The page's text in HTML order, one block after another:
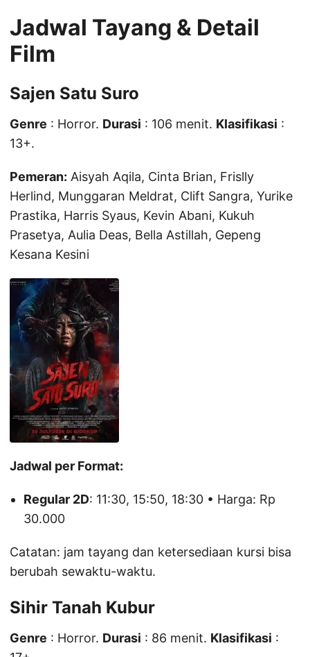
Jadwal Tayang & Detail
Film
Sajen Satu Suro
Genre : Horror. Durasi : 106 menit. Klasifikasi :
13+.
Pemeran: Aisyah Aqila, Cinta Brian, Frislly
Herlind, Munggaran Meldrat, Clift Sangra, Yurike
Prastika, Harris Syaus, Kevin Abani, Kukuh
Prasetya, Aulia Deas, Bella Astillah, Gepeng
Kesana Kesini
Jadwal per Format:
Regular 2D: 11:30, 15:50, 18:30 • Harga: Rp
30.000
Catatan: jam tayang dan ketersediaan kursi bisa
berubah sewaktu-waktu.
Sihir Tanah Kubur
Genre : Horror. Durasi : 86 menit. Klasifikasi :